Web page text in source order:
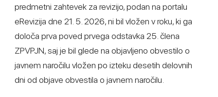
predmetni zahtevek za revizijo, podan na portalu
eRevizija dne 21. 5. 2026, ni bil vložen v roku, ki ga
določa prva poved prvega odstavka 25. člena
ZPVPJN, saj je bil glede na objavljeno obvestilo o
javnem naročilu vložen po izteku desetih delovnih
dni od objave obvestila o javnem naročilu.